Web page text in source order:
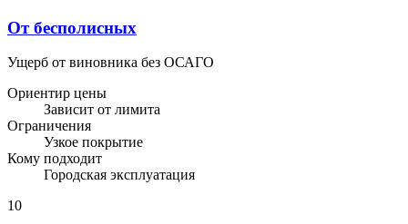
От бесполисных
Ущерб от виновника без ОСАГО
Ориентир цены
Зависит от лимита
Ограничения
Узкое покрытие
Кому подходит
Городская эксплуатация
10